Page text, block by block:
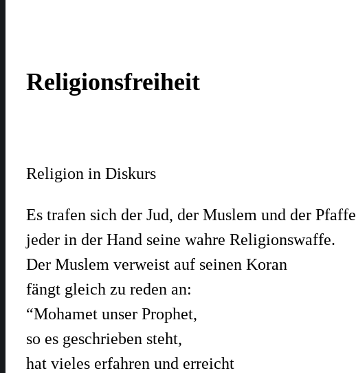
Religionsfreiheit
Religion in Diskurs
Es trafen sich der Jud, der Muslem und der Pfaffe
jeder in der Hand seine wahre Religionswaffe.
Der Muslem verweist auf seinen Koran
fängt gleich zu reden an:
“Mohamet unser Prophet,
so es geschrieben steht,
hat vieles erfahren und erreicht